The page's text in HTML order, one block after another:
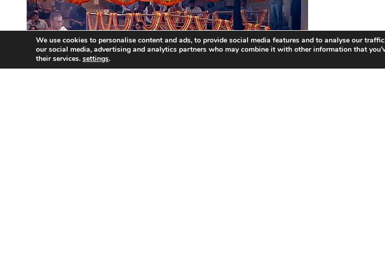
We use cookies to personalise content and ads, to provide social media features and to analyse our
our social media, advertising and analytics partners who may combine it with other information that
their services. settings.